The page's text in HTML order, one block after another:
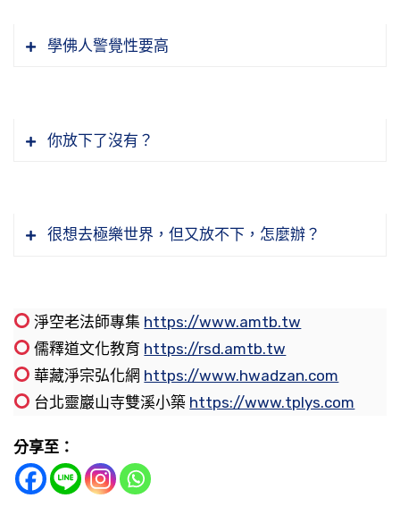
義，你念這句佛號，你的心跟佛號完全相應，就
些典籍裡面得到的信息，大概要多少時間？一般
的，一半以上，大概到三分之二，那些念佛人都
生的人太多太多了，這些人真正聰明，真有智
修行沒有障礙，沒有間斷。老師好，同學好，老
師是阿彌陀佛，到極樂世界每個人的感觸都是阿
彌陀佛每天對我說法。
節錄自：二零一二淨土大經科註（第三六五集）
打個妄想就是造業。人在做，起心動念，佛菩薩
可憐，無知，造作罪業，將來受果報，到受果報
若經》上告訴我們，「一切法無所有，畢竟空，
聲聲喚醒我們。我們還沒有離開這個世間，還住
在這個世間，就應該給一切眾生做最好的榜樣，
像海賢老和尚。
緣，說得更清楚，無非自力、他力。自力是因，
佛求生淨土，我們那個心堅強，佛加的力量也堅
們，一點都不假。
我們看各個宗教，佛法，古人有問，佛法是什
經典，聖經《新舊約》，這部經典是三個教共
是愛，「神愛世人，上帝愛世人」。這三個教，
人那個愛變成自己的愛，問題在這裡。上帝的愛
是他的愛，不是我的愛，我的愛跟上帝的愛不一
樣，麻煩就出來了。
象的，上帝怎麼愛？上帝需要你們神職人員、你
們的信徒，把上帝的愛變成自己的愛去愛世人，
你們有沒有發心我在一生當中要想成佛？你有這
發，現在聽了，發了，你們發了沒有？沒發，現
節錄自：無量壽經（新加坡二次宣講）第二十九
集
我們為什麼會造口業？找它的原因，你之所以會
一般凡人不一樣，凡人天天見別人過，真正修行
人跟我們相反，他天天見自己過，不見別人過；
我們凡夫是天天見別人過，不見自己過，自己沒
有過失，自己沒有過失就搞三途，就要墮三途。
能夠天天見自己過而不見他人過，這個人水平是
往上升的。
「若有宿惡」，宿惡就是過去所造的惡業，或者
是前生的、多生多劫以前的，或者是這一生造
的；這一生造的，在沒有聞到這個法門以前，也
算是宿惡。你所造的這些惡業，一定要剷除，要
錯了。為什麼？你想一遍就又造一次，天天想就
天天造，你這個惡業怎麼能斷得了？所以不可
你說我今天要發財，我想擁有一切財富，你能不
能擁有整個地球？能。你能不能把整個地球變成
黃金珠寶？能。你今天為什麼做不到？因為你有
執著，把你自性的德能全部障礙掉，你過得這麼
學佛人警覺性要高
你放下了沒有？
很想去極樂世界，但又放不下，怎麼辦？
淨空老法師專集 https://www.amtb.tw
儒釋道文化教育 https://rsd.amtb.tw
華藏淨宗弘化網 https://www.hwadzan.com
台北靈巖山寺雙溪小築 https://www.tplys.com
分享至：